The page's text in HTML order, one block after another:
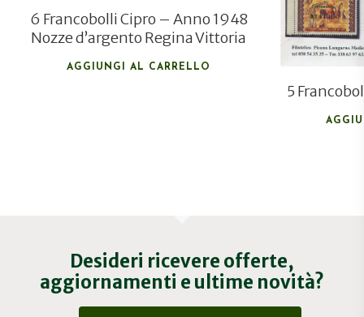
6 Francobolli Cipro – Anno 1948
Nozze d’argento Regina Vittoria
AGGIUNGI AL CARRELLO
5
Desideri ricevere offerte,
aggiornamenti e ultime novità?